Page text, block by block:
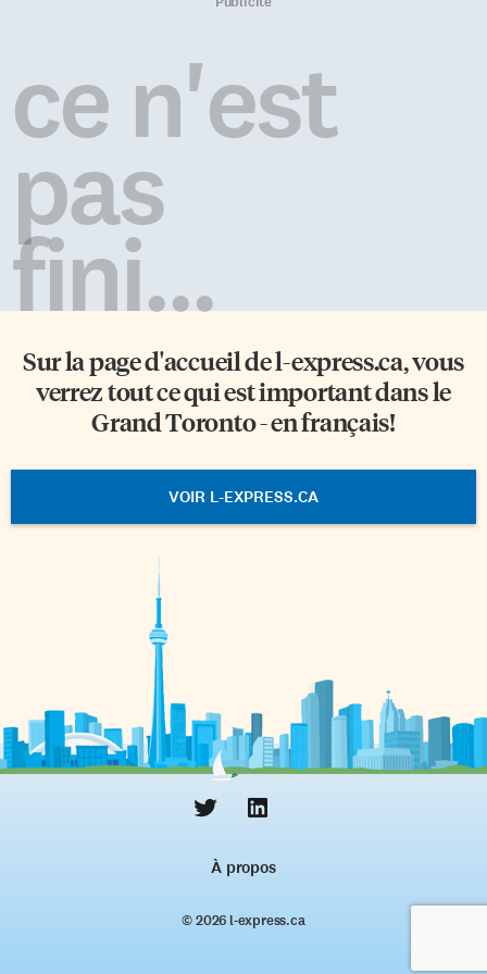
depuis 2019… Mais ce n’est que
cette semaine que j’ai remarqué
un petit signe Live View à
gauche du […]
Combattants Canada (ACC)
concernant les demandes de
services liés à la santé mentale
ce n'est
pas
fini...
Sur la page d'accueil del-express.ca, vous
verrez tout ce qui est important dans le
Grand Toronto - en français!
VOIR L-EXPRESS.CA
À propos
© 2026 l‑express.ca